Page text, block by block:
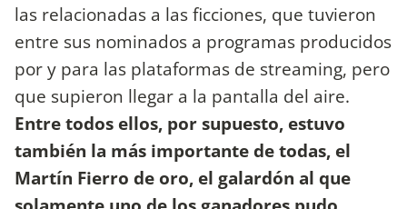
las relacionadas a las ficciones, que tuvieron
entre sus nominados a programas producidos
por y para las plataformas de streaming, pero
que supieron llegar a la pantalla del aire.
Entre todos ellos, por supuesto, estuvo
también la más importante de todas, el
Martín Fierro de oro, el galardón al que